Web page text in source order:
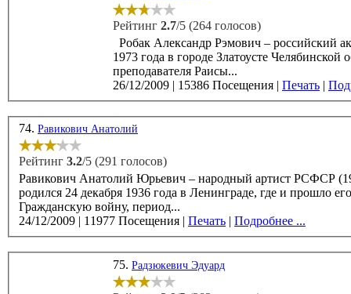
Рейтинг 2.7/5 (264 голосов)
Робак Александр Рэмович – российский
1973 года в городе Златоусте
преподавателя Раисы...
26/12/2009 | 15386 Посещения | Печать |
74. Равикович Анатолий
Рейтинг 3.2/5 (291 голосов)
Равикович Анатолий Юрьевич – народный артист РСФСР
родился 24 декабря 1936 года в Ленинграде, где и прошло
Гражданскую войну, период...
24/12/2009 | 11977 Посещения | Печать | Подробнее ...
75. Радзюкевич Эдуард